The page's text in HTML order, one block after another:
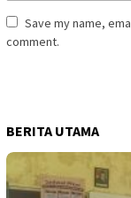
Save my name,
comment.
BERITA UTAMA